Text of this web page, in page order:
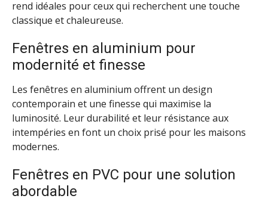
rend idéales pour ceux qui recherchent une touche
classique et chaleureuse.
Fenêtres en aluminium pour
modernité et finesse
Les fenêtres en aluminium offrent un design
contemporain et une finesse qui maximise la
luminosité. Leur durabilité et leur résistance aux
intempéries en font un choix prisé pour les maisons
modernes.
Fenêtres en PVC pour une solution
abordable